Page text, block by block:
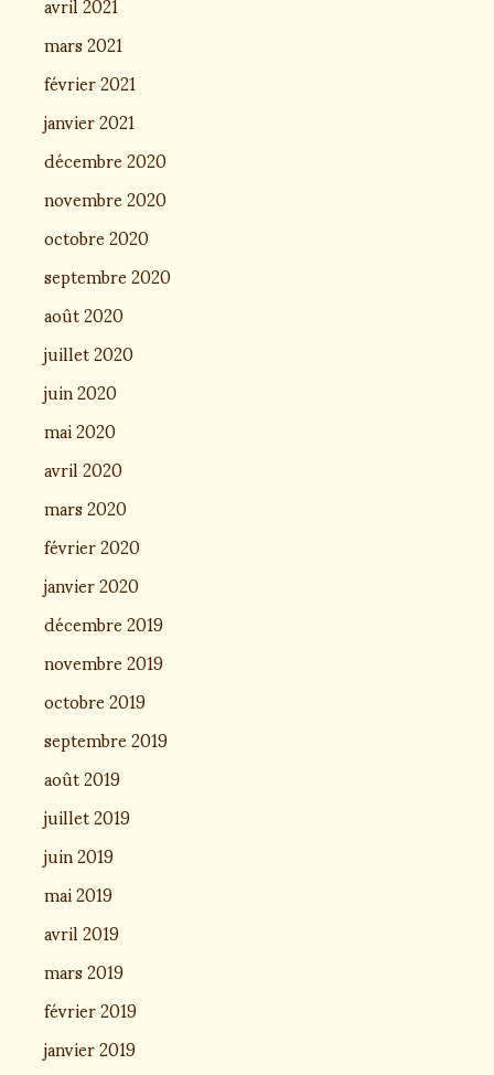
mars 2021
février 2021
janvier 2021
décembre 2020
novembre 2020
octobre 2020
septembre 2020
août 2020
juillet 2020
juin 2020
mai 2020
avril 2020
mars 2020
février 2020
janvier 2020
décembre 2019
novembre 2019
octobre 2019
septembre 2019
août 2019
juillet 2019
juin 2019
mai 2019
avril 2019
mars 2019
février 2019
janvier 2019